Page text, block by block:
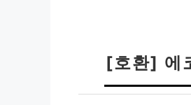
[호환] 에